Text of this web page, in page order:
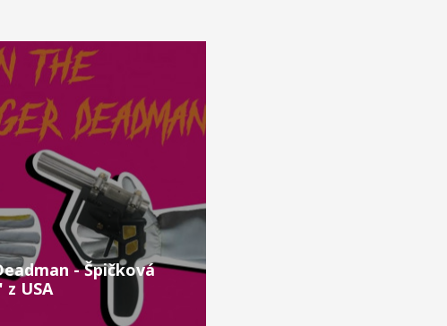
- Špičková
USA